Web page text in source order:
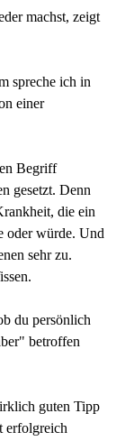
machst, zeigt
spreche ich in
einer
Begriff
gesetzt. Denn
die ein
oder würde. Und
sehr zu.
betroffen
guten Tipp
erfolgreich